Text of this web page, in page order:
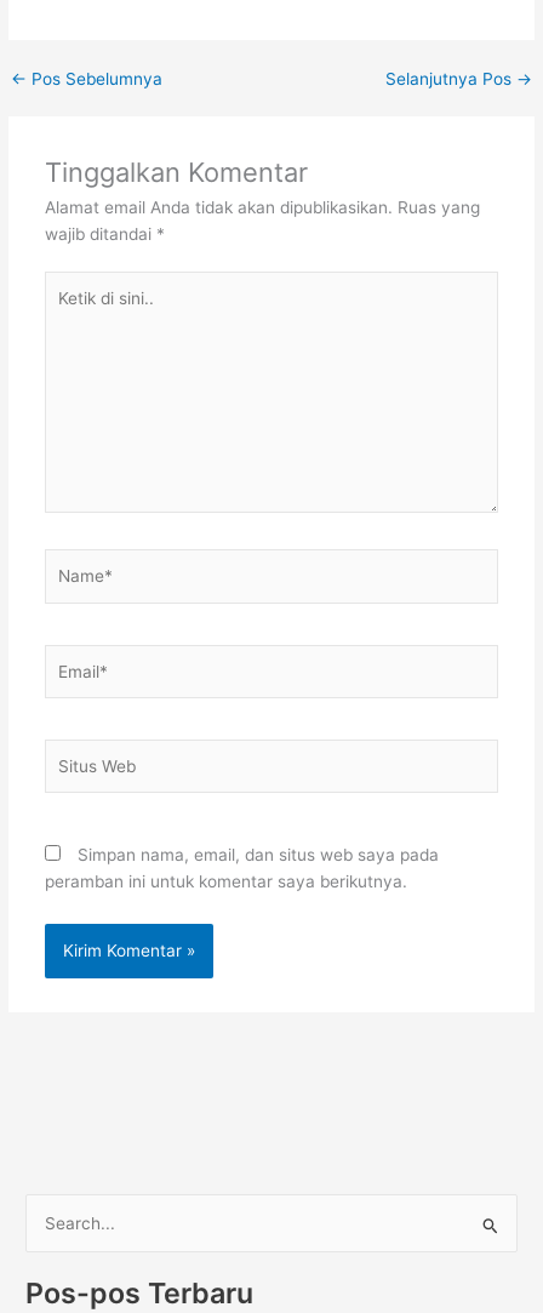
← Pos Sebelumnya Selanjutnya Pos →
Tinggalkan Komentar
Alamat email Anda tidak akan dipublikasikan. Ruas yang
wajib ditandai *
Web
Simpan nama, email, dan situs web saya pada
peramban ini untuk komentar saya berikutnya.
r
Pos-pos Terbaru